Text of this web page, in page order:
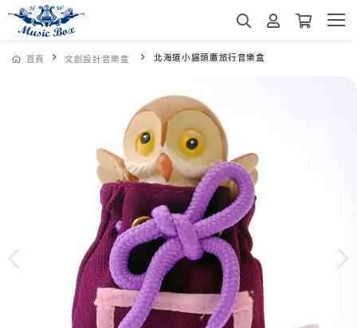
首頁 文創設計音樂盒 北海道小貓頭鷹旅行音樂盒